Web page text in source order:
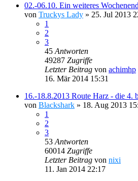
02.-06.10. Ein weiteres
von Truckys Lady » 25. Jul 2013
1
2
3
45 Antworten
49287 Zugriffe
Letzter Beitrag von achimhp
16. Mär 2014 15:31
16.-18.8.2013 Route Harz - die 4.
von Blackshark » 18. Aug 2013
1
2
3
53 Antworten
60014 Zugriffe
Letzter Beitrag von nixi
11. Jan 2014 22:17